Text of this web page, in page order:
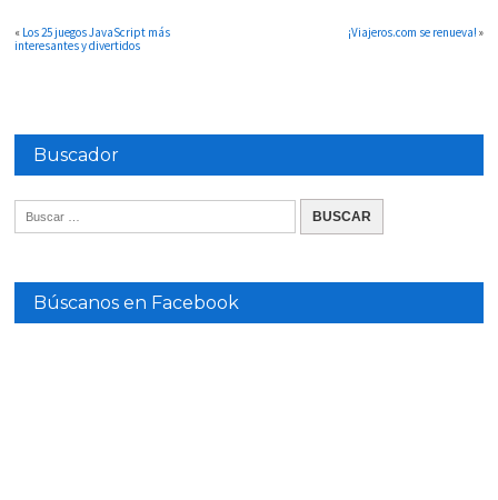
« Los 25 juegos JavaScript más
interesantes y divertidos
¡Viajeros.com se renueva! »
Buscador
Búscanos en Facebook